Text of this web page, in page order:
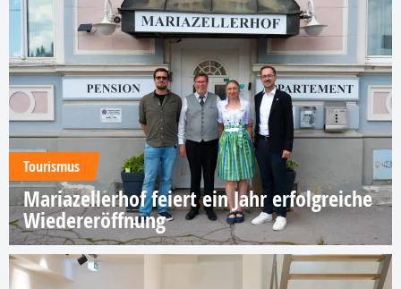
Tourismus
Mariazellerhof feiert ein Jahr erfolgreiche
Wiedereröffnung